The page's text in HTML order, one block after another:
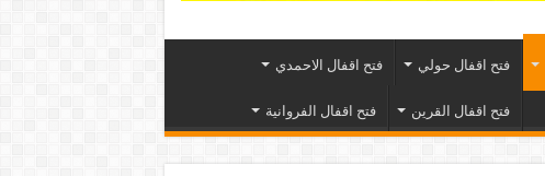
فتح اقفال حولي فتح اقفال الاحمدي
فتح اقفال القرين فتح اقفال الفروانية